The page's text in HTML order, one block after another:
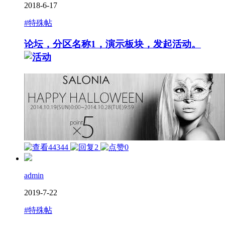
2018-6-17
#特殊帖
论坛，分区名称1，演示板块，发起活动。
44344 2 0
admin
2019-7-22
#特殊帖